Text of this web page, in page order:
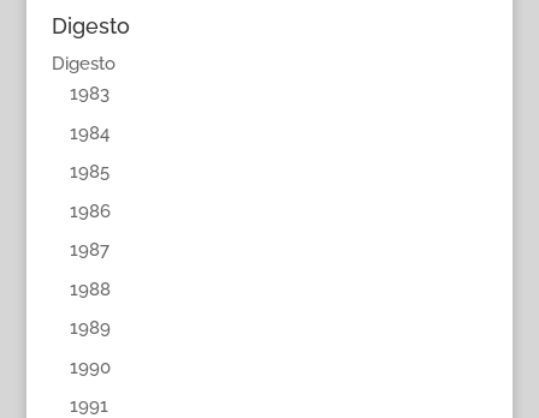
Digesto
Digesto
1983
1984
1985
1986
1987
1988
1989
1990
1991